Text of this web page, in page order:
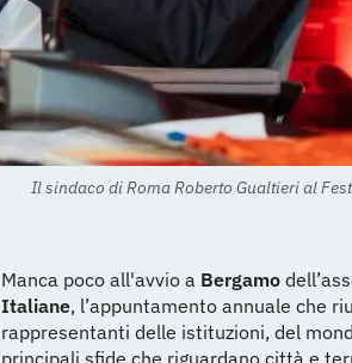
Il sindaco di Roma Roberto Gualtieri al
Manca poco all'avvio a Bergamo
Italiane, l’appuntamento annuale che
rappresentanti delle istituzioni, del
principali sfide che riguardano città e